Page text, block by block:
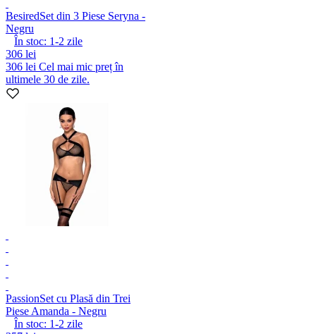
BesiredSet din 3 Piese Seryna -
Negru
În stoc: 1-2 zile
306 lei
306 lei Cel mai mic preț în
ultimele 30 de zile.
PassionSet cu Plasă din Trei
Piese Amanda - Negru
În stoc: 1-2 zile